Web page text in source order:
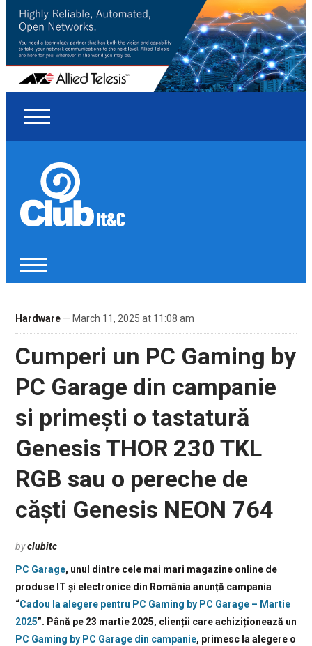
Hardware— March 11, 2025 at 11:08 am
Cumperi un PC Gaming by
PC Garage din campanie
si primești o tastatură
Genesis THOR 230 TKL
RGB sau o pereche de
căști Genesis NEON 764
byclubitc
PC Garage, unul dintre cele mai mari magazine online de
produse IT și electronice din România anunță campania
“Cadou la alegere pentru PC Gaming by PC Garage – Martie
2025”. Până pe 23 martie 2025, clienții care achiziționează un
PC Gaming by PC Garage din campanie, primesc la alegere o